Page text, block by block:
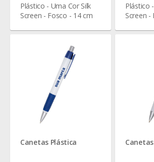
Plástico - Uma Cor Silk
Screen - Fosco - 14 cm
Plástico
Screen -
Canetas Plástica